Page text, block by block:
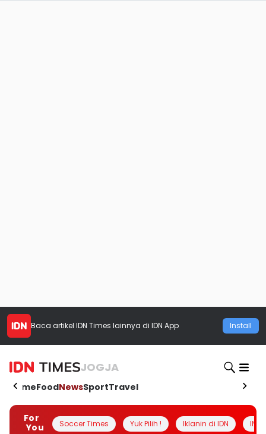
Baca artikel IDN Times lainnya di IDN App Install
JOGJA
HomeFoodNewsSportTravel
For
You
Soccer Times Yuk Pilih ! Iklanin di IDN